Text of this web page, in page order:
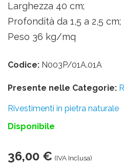
Larghezza 40 cm;
Profondità da 1,5 a 2,5 cm;
Peso 36 kg/mq
Codice: N003P/01A.01A
Presente nelle Categorie:
Rivestimenti in pietra naturale
Disponibile
36,00 € (IVA Inclusa)